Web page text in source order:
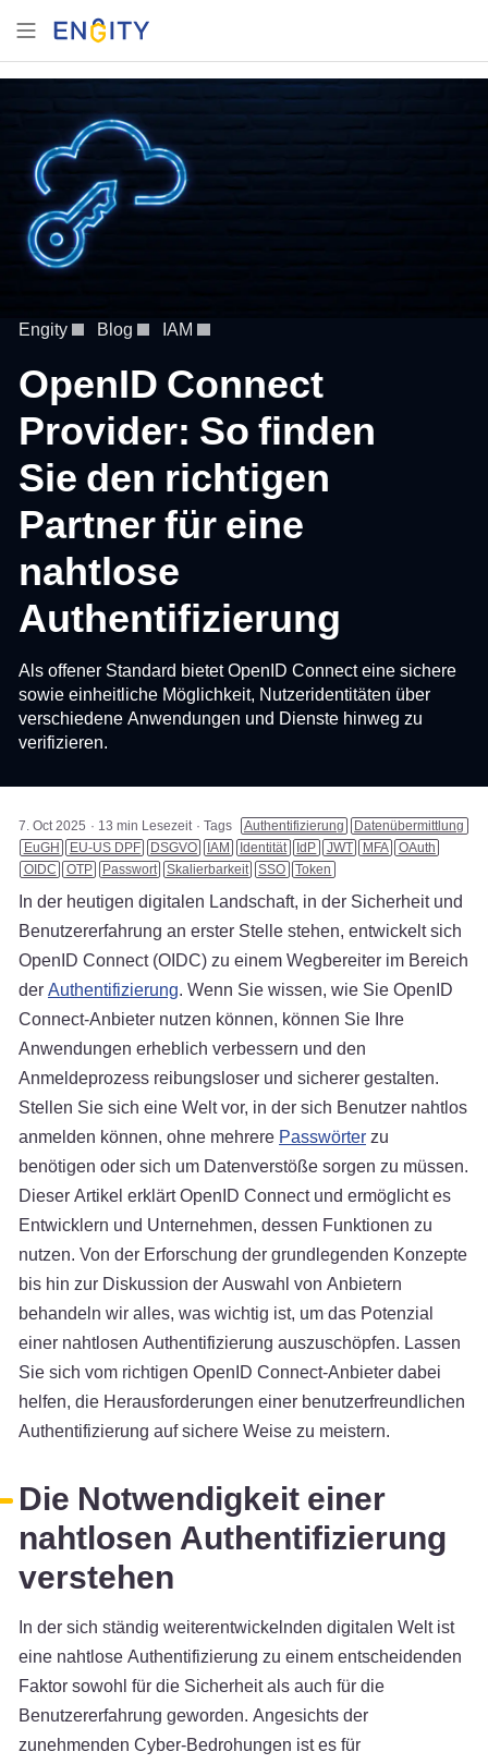
Engity Blog IAM
OpenID Connect
Provider: So finden
Sie den richtigen
Partner für eine
nahtlose
Authentifizierung
Als offener Standard bietet OpenID Connect eine sichere
sowie einheitliche Möglichkeit, Nutzeridentitäten über
verschiedene Anwendungen und Dienste hinweg zu
verifizieren.
7. Oct 2025 13 min Lesezeit Tags Authentifizierung Datenübermittlung
EuGH EU-US DPF DSGVO IAM Identität IdP JWT MFA OAuth
OIDC OTP Passwort Skalierbarkeit SSO Token
In der heutigen digitalen Landschaft, in der Sicherheit und
Benutzererfahrung an erster Stelle stehen, entwickelt sich
OpenID Connect (OIDC) zu einem Wegbereiter im Bereich
derAuthentifizierung. Wenn Sie wissen, wie Sie OpenID
Connect-Anbieter nutzen können, können Sie Ihre
Anwendungen erheblich verbessern und den
Anmeldeprozess reibungsloser und sicherer gestalten.
Stellen Sie sich eine Welt vor, in der sich Benutzer nahtlos
anmelden können, ohne mehrere Passwörterzu
benötigen oder sich um Datenverstöße sorgen zu müssen.
Dieser Artikel erklärt OpenID Connect und ermöglicht es
Entwicklern und Unternehmen, dessen Funktionen zu
nutzen. Von der Erforschung der grundlegenden Konzepte
bis hin zur Diskussion der Auswahl von Anbietern
behandeln wir alles, was wichtig ist, um das Potenzial
einer nahtlosen Authentifizierung auszuschöpfen. Lassen
Sie sich vom richtigen OpenID Connect-Anbieter dabei
helfen, die Herausforderungen einer benutzerfreundlichen
Authentifizierung auf sichere Weise zu meistern.
Die Notwendigkeit einer
nahtlosen Authentifizierung
verstehen
In der sich ständig weiterentwickelnden digitalen Welt ist
eine nahtlose Authentifizierung zu einem entscheidenden
Faktor sowohl für die Sicherheit als auch für die
Benutzererfahrung geworden. Angesichts der
zunehmenden Cyber-Bedrohungen ist es für